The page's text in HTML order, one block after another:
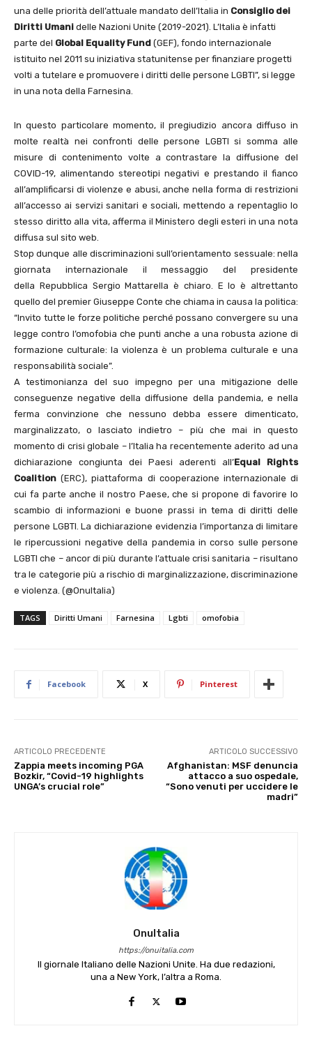
una delle priorità dell’attuale mandato dell’Italia in Consiglio dei
Diritti Umani delle Nazioni Unite (2019-2021). L’Italia è infatti
parte del Global Equality Fund (GEF), fondo internazionale
istituito nel 2011 su iniziativa statunitense per finanziare progetti
volti a tutelare e promuovere i diritti delle persone LGBTI”, si legge
in una nota della Farnesina.
In questo particolare momento, il pregiudizio ancora diffuso in
molte realtà nei confronti delle persone LGBTI si somma alle
misure di contenimento volte a contrastare la diffusione del
COVID-19, alimentando stereotipi negativi e prestando il fianco
all’amplificarsi di violenze e abusi, anche nella forma di restrizioni
all’accesso ai servizi sanitari e sociali, mettendo a repentaglio lo
stesso diritto alla vita, afferma il Ministero degli esteri in una nota
diffusa sul sito web.
Stop dunque alle discriminazioni sull’orientamento sessuale: nella
giornata internazionale il messaggio del presidente
della Repubblica Sergio Mattarella è chiaro. E lo è altrettanto
quello del premier Giuseppe Conte che chiama in causa la politica:
“Invito tutte le forze politiche perché possano convergere su una
legge contro l’omofobia che punti anche a una robusta azione di
formazione culturale: la violenza è un problema culturale e una
responsabilità sociale”.
A testimonianza del suo impegno per una mitigazione delle
conseguenze negative della diffusione della pandemia, e nella
ferma convinzione che nessuno debba essere dimenticato,
marginalizzato, o lasciato indietro – più che mai in questo
momento di crisi globale – l’Italia ha recentemente aderito ad una
dichiarazione congiunta dei Paesi aderenti all’Equal Rights
Coalition (ERC), piattaforma di cooperazione internazionale di
cui fa parte anche il nostro Paese, che si propone di favorire lo
scambio di informazioni e buone prassi in tema di diritti delle
persone LGBTI. La dichiarazione evidenzia l’importanza di limitare
le ripercussioni negative della pandemia in corso sulle persone
LGBTI che – ancor di più durante l’attuale crisi sanitaria – risultano
tra le categorie più a rischio di marginalizzazione, discriminazione
e violenza. (@OnuItalia)
TAGS Diritti Umani Farnesina Lgbti omofobia
Facebook X Pinterest
ARTICOLO PRECEDENTE
Zappia meets incoming PGA
Bozkir, “Covid-19 highlights
UNGA’s crucial role”
ARTICOLO SUCCESSIVO
Afghanistan: MSF denuncia
attacco a suo ospedale,
“Sono venuti per uccidere le
madri”
OnuItalia
https://onuitalia.com
Il giornale Italiano delle Nazioni Unite. Ha due redazioni,
una a New York, l’altra a Roma.